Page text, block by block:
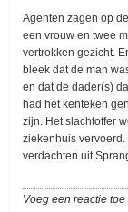
Agenten zagen op
een vrouw en twee
vertrokken gezicht.
bleek dat de man
en dat de dader(s)
had het kenteken
zijn. Het slachtoffer
ziekenhuis
verdachten uit
Voeg een reactie toe